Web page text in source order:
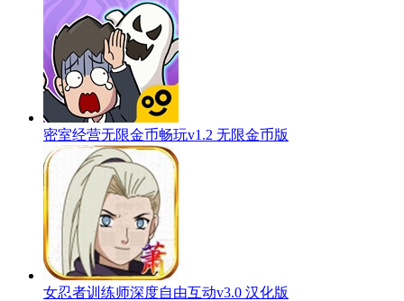
密室经营无限金币畅玩v1.2 无限金币版
女忍者训练师深度自由互动v3.0 汉化版